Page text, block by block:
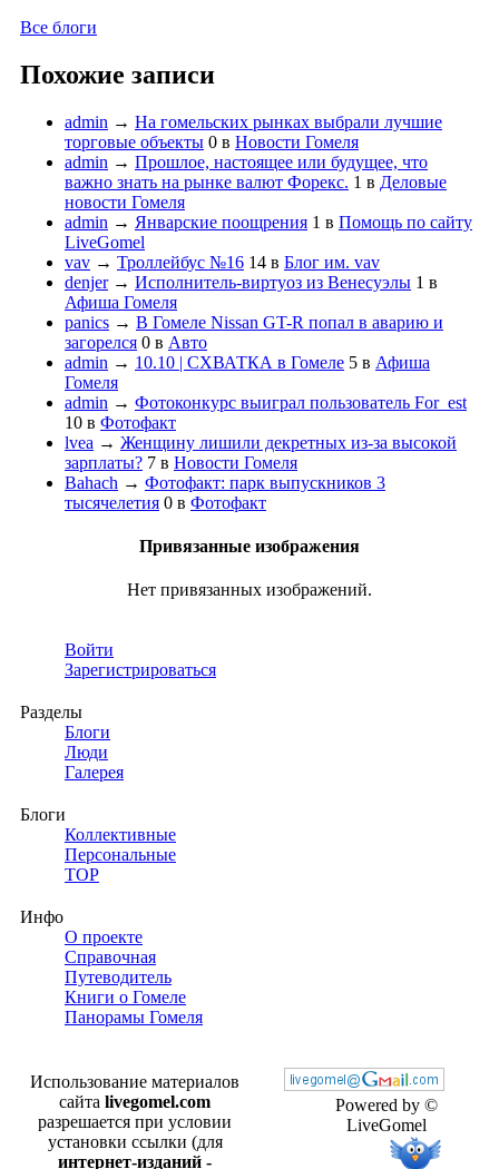
Все блоги
Похожие записи
admin → На гомельских рынках выбрали лучшие
торговые объекты 0 в Новости Гомеля
admin → Прошлое, настоящее или будущее, что
важно знать на рынке валют Форекс. 1 в Деловые
новости Гомеля
admin → Январские поощрения 1 в Помощь по сайту
LiveGomel
vav → Троллейбус №16 14 в Блог им. vav
denjer→ Исполнитель-виртуоз из Венесуэлы 1 в
Афиша Гомеля
panics → В Гомеле Nissan GT-R попал в аварию и
загорелся 0 в Авто
admin → 10.10 | СХВАТКА в Гомеле 5 в Афиша
Гомеля
admin → Фотоконкурс выиграл пользователь For_est
10 в Фотофакт
lvea → Женщину лишили декретных из-за высокой
зарплаты? 7 в Новости Гомеля
Bahach → Фотофакт: парк выпускников 3
тысячелетия 0 в Фотофакт
Привязанные изображения
Нет привязанных изображений.
Войти
Зарегистрироваться
Разделы
Блоги
Люди
Галерея
Блоги
Коллективные
Персональные
TOP
Инфо
О проекте
Справочная
Путеводитель
Книги о Гомеле
Панорамы Гомеля
Powered by ©
LiveGomel
Использование материалов
сайта livegomel.com
разрешается при условии
установки ссылки (для
интернет-изданий -